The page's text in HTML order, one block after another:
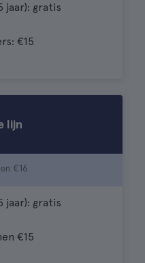
jaar): gratis
€15
lijn
€16
jaar): gratis
€15